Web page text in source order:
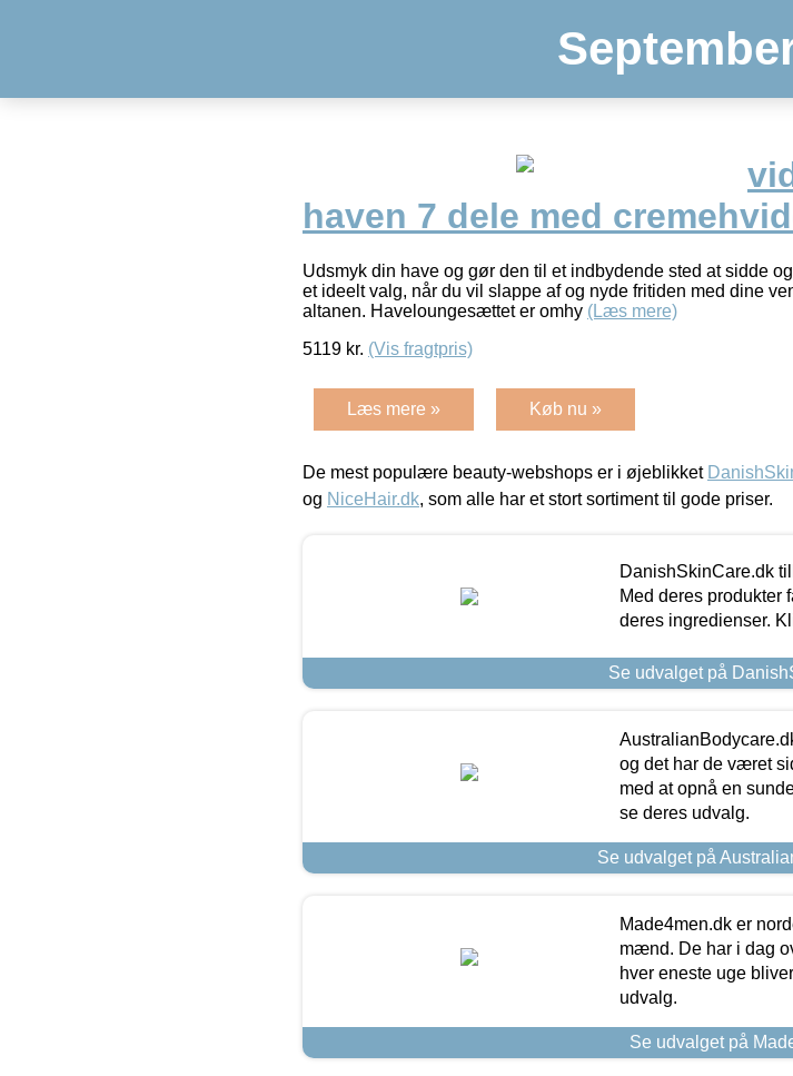
haven 7 dele med
Udsmyk din have og gør den til et indbydende sted at sidde
et ideelt valg, når du vil slappe af og nyde fritiden med dine
altanen. Haveloungesættet er omhy (Læs mere)
5119 kr. (Vis fragtpris)
Læs mere » Køb nu »
De mest populære beauty-webshops er i øjeblikket
og NiceHair.dk, som alle har et stort sortiment til gode priser.
DanishSkinCare.dk
Med deres produkter
deres ingredienser.
Se udvalget på
og det har de været
med at opnå en
se deres udvalg.
Se udvalget på
Made4men.dk er
mænd. De har i dag
hver eneste uge
udvalg.
Se udvalget på